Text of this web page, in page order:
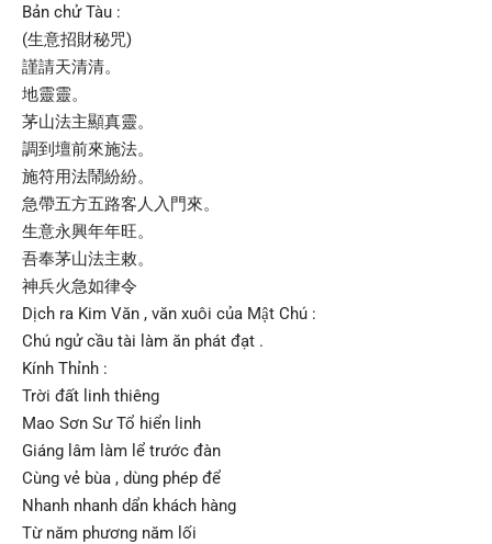
Bản chử Tàu :
(生意招財秘咒)
謹請天清清。
地靈靈。
茅山法主顯真靈。
調到壇前來施法。
施符用法鬧紛紛。
急帶五方五路客人入門來。
生意永興年年旺。
吾奉茅山法主敕。
神兵火急如律令
Dịch ra Kim Văn , văn xuôi của Mật Chú :
Chú ngử cầu tài làm ăn phát đạt .
Kính Thỉnh :
Trời đất linh thiêng
Mao Sơn Sư Tổ hiển linh
Giáng lâm làm lể trước đàn
Cùng vẻ bùa , dùng phép để
Nhanh nhanh dẩn khách hàng
Từ năm phương năm lối